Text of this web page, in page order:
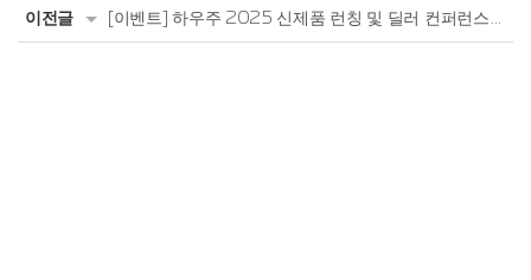
이전글 [이벤트] 하우주 2025 신제품 런칭 및 딜러 컨퍼런스 개최 안내